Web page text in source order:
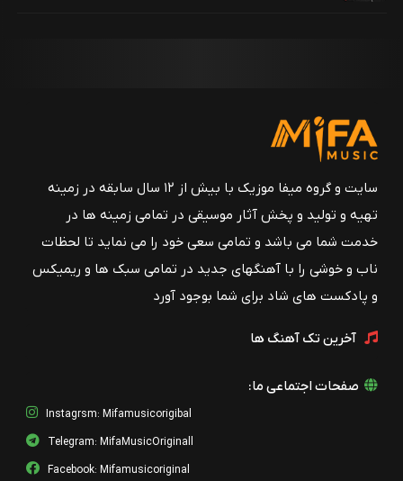
سایت و گروه میفا موزیک با بیش از ۱۲ سال سابقه در زمینه
تهیه و تولید و پخش آثار موسیقی در تمامی زمینه ها در
خدمت شما می باشد و تمامی سعی خود را می نماید تا لحظات
ناب و خوشی را با آهنگهای جدید در تمامی سبک ها و ریمیکس
و پادکست های شاد برای شما بوجود آورد
آخرین تک آهنگ ها
صفحات اجتماعی ما:
Instagrsm: Mifamusicorigibal
Telegram: MifaMusicOriginall
Facebook: Mifamusicoriginal